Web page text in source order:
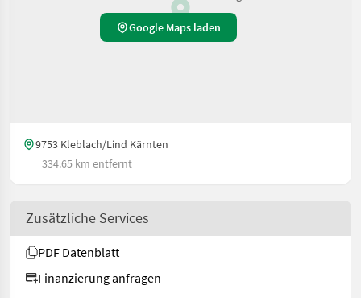
Google Maps laden
9753 Kleblach/Lind Kärnten
334.65 km entfernt
Zusätzliche Services
PDF Datenblatt
Finanzierung anfragen